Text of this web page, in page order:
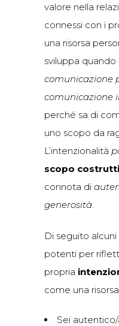
valore nella
connessi con i
una risorsa
sviluppa quando
comunicazione
comunicazione
perché sa di
uno scopo da
L’intenzionalità
scopo
connota di
generosità
Di seguito
potenti per
propria
come una
Sei